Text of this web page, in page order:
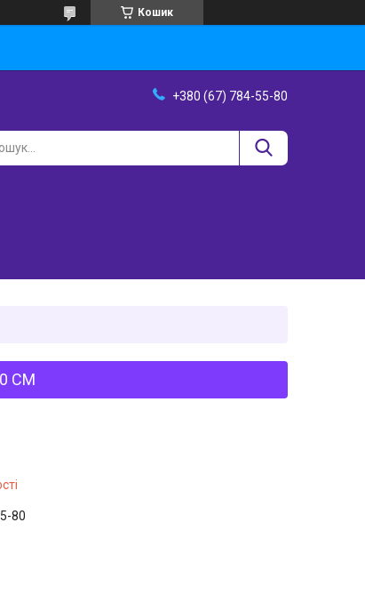
Кошик
+380 (67) 784-55-80
СМ
80